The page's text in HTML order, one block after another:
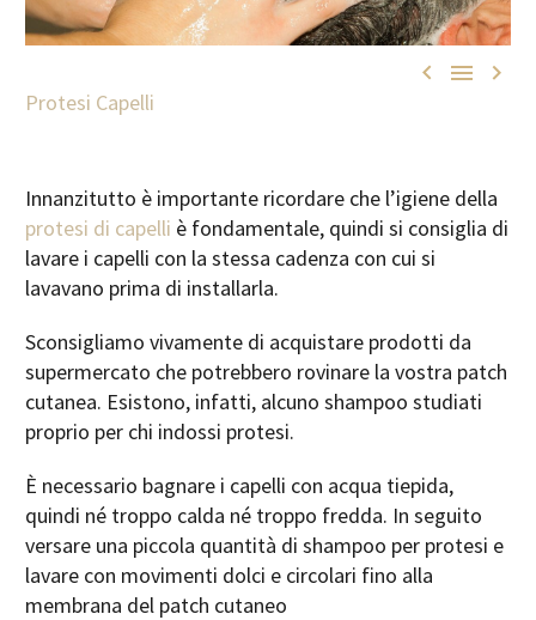
  
Protesi Capelli
Innanzitutto è importante ricordare che l’igiene della
protesi di capelli è fondamentale, quindi si consiglia di
lavare i capelli con la stessa cadenza con cui si
lavavano prima di installarla.
Sconsigliamo vivamente di acquistare prodotti da
supermercato che potrebbero rovinare la vostra patch
cutanea. Esistono, infatti, alcuno shampoo studiati
proprio per chi indossi protesi.
È necessario bagnare i capelli con acqua tiepida,
quindi né troppo calda né troppo fredda. In seguito
versare una piccola quantità di shampoo per protesi e
lavare con movimenti dolci e circolari fino alla
membrana del patch cutaneo